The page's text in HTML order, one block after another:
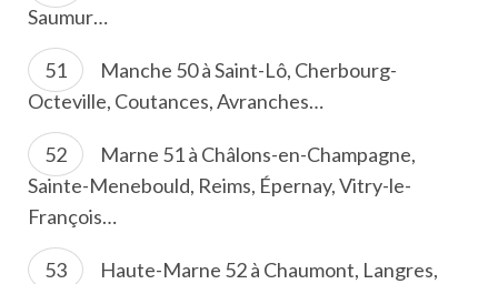
Saumur…
Manche 50 à Saint-Lô, Cherbourg-
Octeville, Coutances, Avranches…
Marne 51 à Châlons-en-Champagne,
Sainte-Menebould, Reims, Épernay, Vitry-le-
François…
Haute-Marne 52 à Chaumont, Langres,